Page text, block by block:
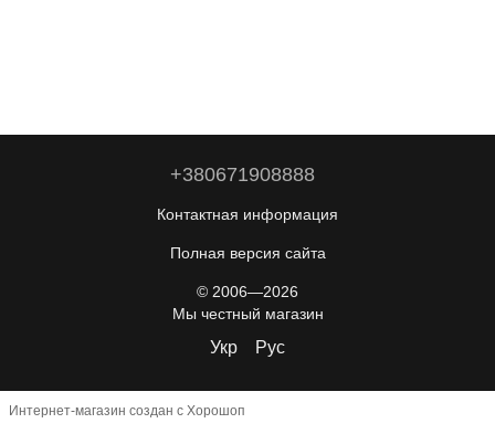
+380671908888
Контактная информация
Полная версия сайта
© 2006—2026
Мы честный магазин
Укр Рус
Интернет-магазин создан с Хорошоп